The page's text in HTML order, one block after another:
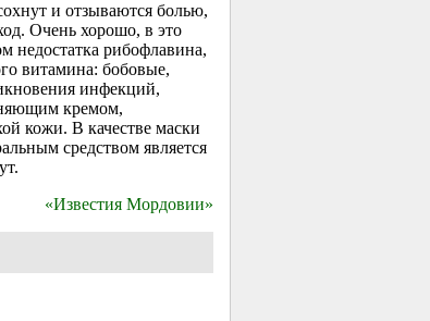
и отзываются болью,
Очень хорошо, в это
недостатка рибофлавина,
витамина: бобовые,
инфекций,
кремом,
кожи. В качестве маски
средством является
«Известия Мордовии»